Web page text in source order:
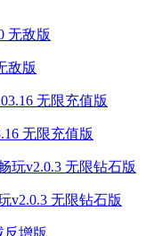
敌版
无限充值版
v2.0.3 无限钻石版